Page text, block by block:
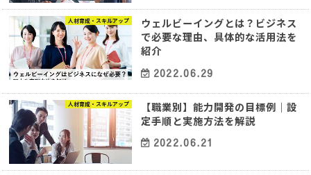
人材育成・スキルアップ
ウェルビーイングとは？ビジネス
で必要な理由、具体的な活用法を
紹介
2022.06.29
人材育成・スキルアップ
【職業別】能力開発の目標例｜設
定手順と実施方法を解説
2022.06.21